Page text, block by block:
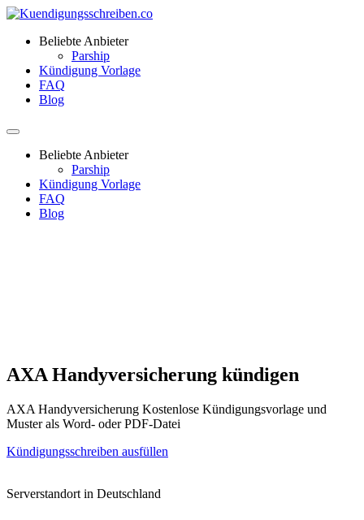
Beliebte Anbieter
Parship
Kündigung Vorlage
FAQ
Blog
Beliebte Anbieter
Parship
Kündigung Vorlage
FAQ
Blog
AXA Handyversicherung kündigen
AXA Handyversicherung Kostenlose Kündigungsvorlage und
Muster als Word- oder PDF-Datei
Kündigungsschreiben ausfüllen
Serverstandort in Deutschland